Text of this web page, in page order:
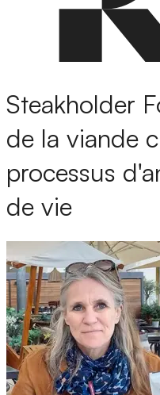
Steakholder
de la viande
processus
de vie